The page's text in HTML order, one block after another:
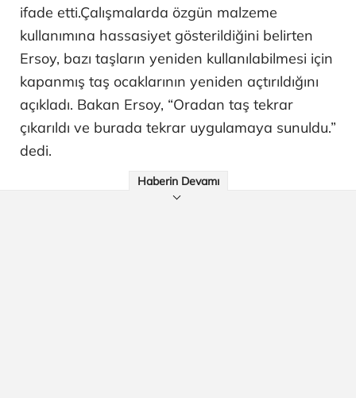
ifade etti.Çalışmalarda özgün malzeme
kullanımına hassasiyet gösterildiğini belirten
Ersoy, bazı taşların yeniden kullanılabilmesi için
kapanmış taş ocaklarının yeniden açtırıldığını
açıkladı. Bakan Ersoy, “Oradan taş tekrar
çıkarıldı ve burada tekrar uygulamaya sunuldu.”
dedi.
Haberin Devamı